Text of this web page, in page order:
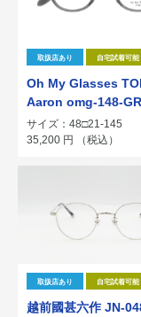
取扱店あり 自宅試着可能
Oh My Glasses
Aaron omg-148-
サイズ：48□21-145
35,200 円 （税込）
取扱店あり 自宅試着可能
越前國甚六作 JN-